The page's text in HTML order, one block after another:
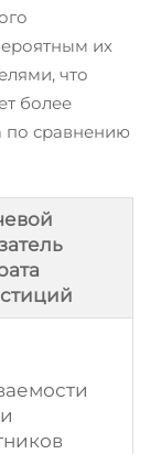
их
что
более
по сравнению